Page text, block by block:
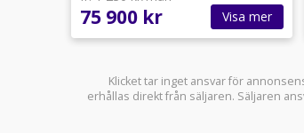
75 900 kr Visa mer
Klicket tar inget ansvar för
erhållas direkt från säljaren. Säljaren